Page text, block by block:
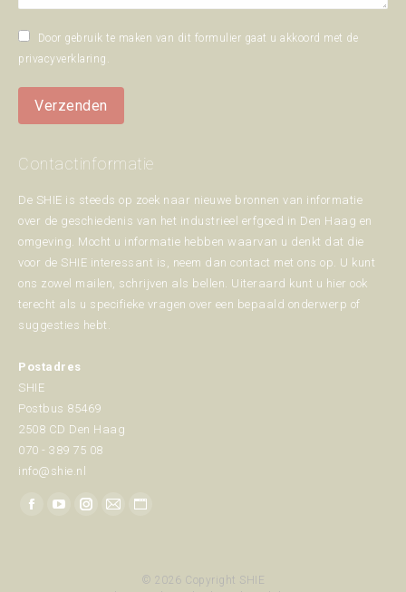
Door gebruik te maken van dit formulier gaat u akkoord met de
privacyverklaring .
Verzenden
Contactinformatie
De SHIE is steeds op zoek naar nieuwe bronnen van informatie
over de geschiedenis van het industrieel erfgoed in Den Haag en
omgeving. Mocht u informatie hebben waarvan u denkt dat die
voor de SHIE interessant is, neem dan contact met ons op. U kunt
ons zowel mailen, schrijven als bellen. Uiteraard kunt u hier ook
terecht als u specifieke vragen over een bepaald onderwerp of
suggesties hebt.
Postadres
SHIE
Postbus 85469
2508 CD Den Haag
070 - 389 75 08
info@shie.nl
Vind ons op:
FacebookYouTubeInstagram
Mail Website
in
© 2026 Copyright SHIE